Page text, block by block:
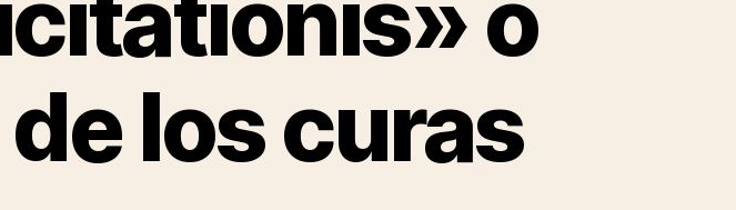
los curas